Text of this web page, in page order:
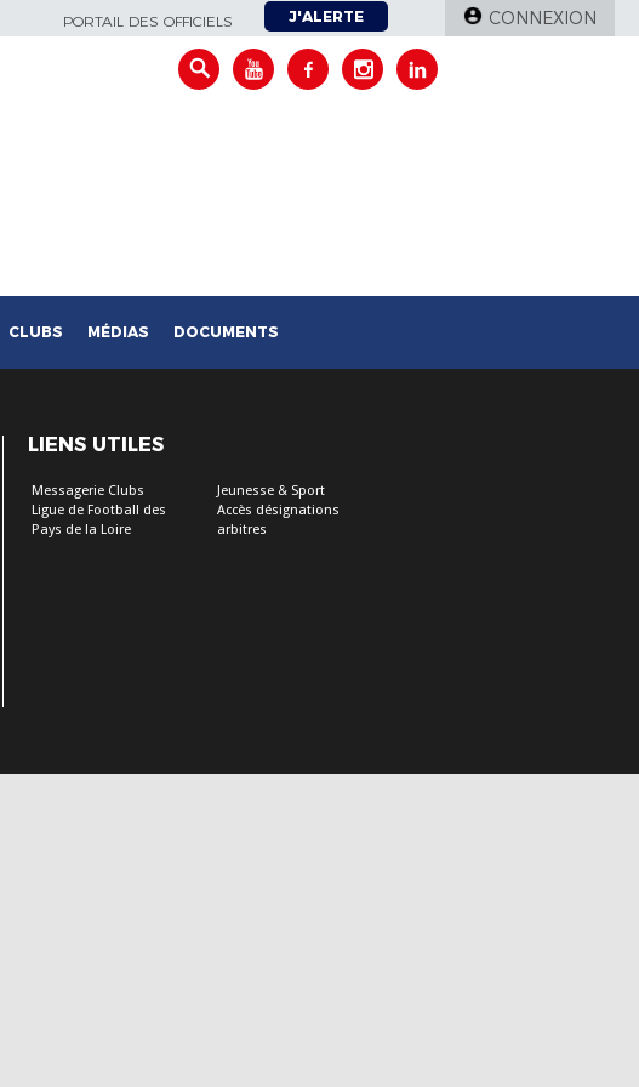
PORTAIL DES OFFICIELS J'ALERTE CONNEXION
CLUBS MÉDIAS DOCUMENTS
LIENS UTILES
Messagerie Clubs
Ligue de Football des
Pays de la Loire
Jeunesse & Sport
Accès désignations
arbitres